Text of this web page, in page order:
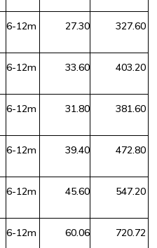
6-12m 27.30 327.60
6-12m 33.60 403.20
6-12m 31.80 381.60
6-12m 39.40 472.80
6-12m 45.60 547.20
6-12m 60.06 720.72